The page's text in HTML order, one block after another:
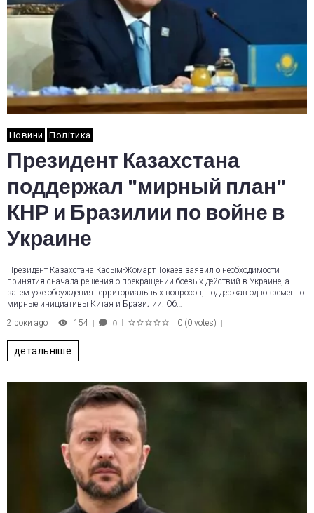
Новини Політика
Президент Казахстана
поддержал "мирный план"
КНР и Бразилии по войне в
Украине
Президент Казахстана Касым-Жомарт Токаев заявил о необходимости
принятия сначала решения о прекращении боевых действий в Украине, а
затем уже обсуждения территориальных вопросов, поддержав одновременно
мирные инициативы Китая и Бразилии. Об…
2 роки ago
154 0 0 (0 votes)
детальніше